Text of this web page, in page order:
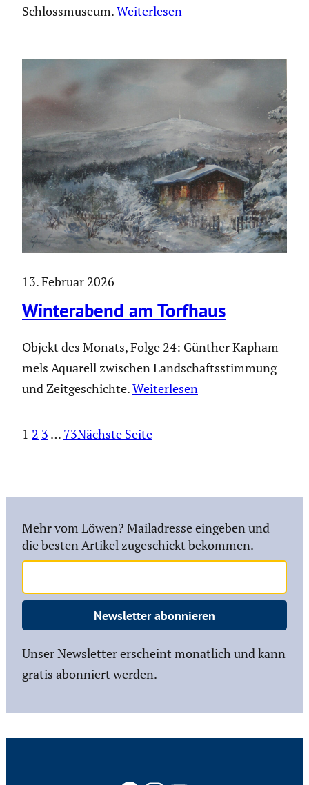
Schloss­mu­seum.Weiter­lesen
13. Februar 2026
Winter­abend am Torfhaus
Objekt des Monats, Folge 24: Günther Kapham­
mels Aquarell zwischen Landschafts­stim­mung
und Zeitge­schichte.Weiter­lesen
1 2 3 … 73Nächste Seite
Mehr vom Löwen? Mailadresse eingeben und
die besten Artikel zugeschickt bekommen.
Newsletter abonnieren
Unser Newsletter erscheint monatlich und kann
gratis abonniert werden.